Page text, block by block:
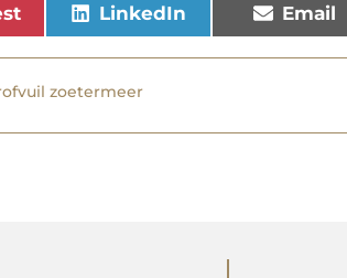
LinkedIn Email
zoetermeer